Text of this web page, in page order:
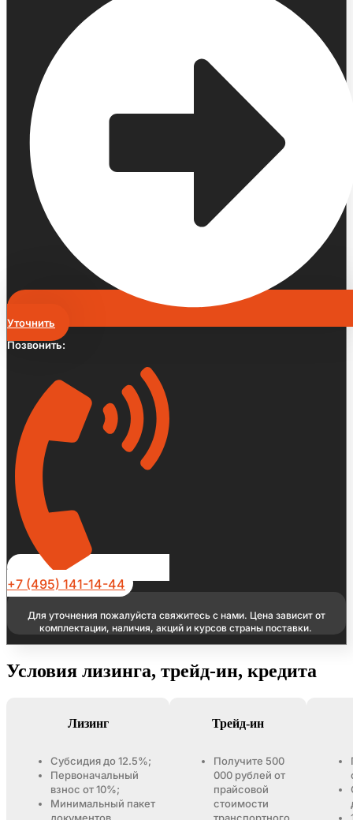
Уточнить
Позвонить:
+7 (495) 141-14-44
Для уточнения пожалуйста свяжитесь с нами. Цена зависит от
комплектации, наличия, акций и курсов страны поставки.
Условия лизинга, трейд-ин, кредита
Лизинг
Субсидия до 12.5%;
Первоначальный
взнос от 10%;
Минимальный пакет
Трейд-ин
Получите 500
000 рублей от
прайсовой
стоимости